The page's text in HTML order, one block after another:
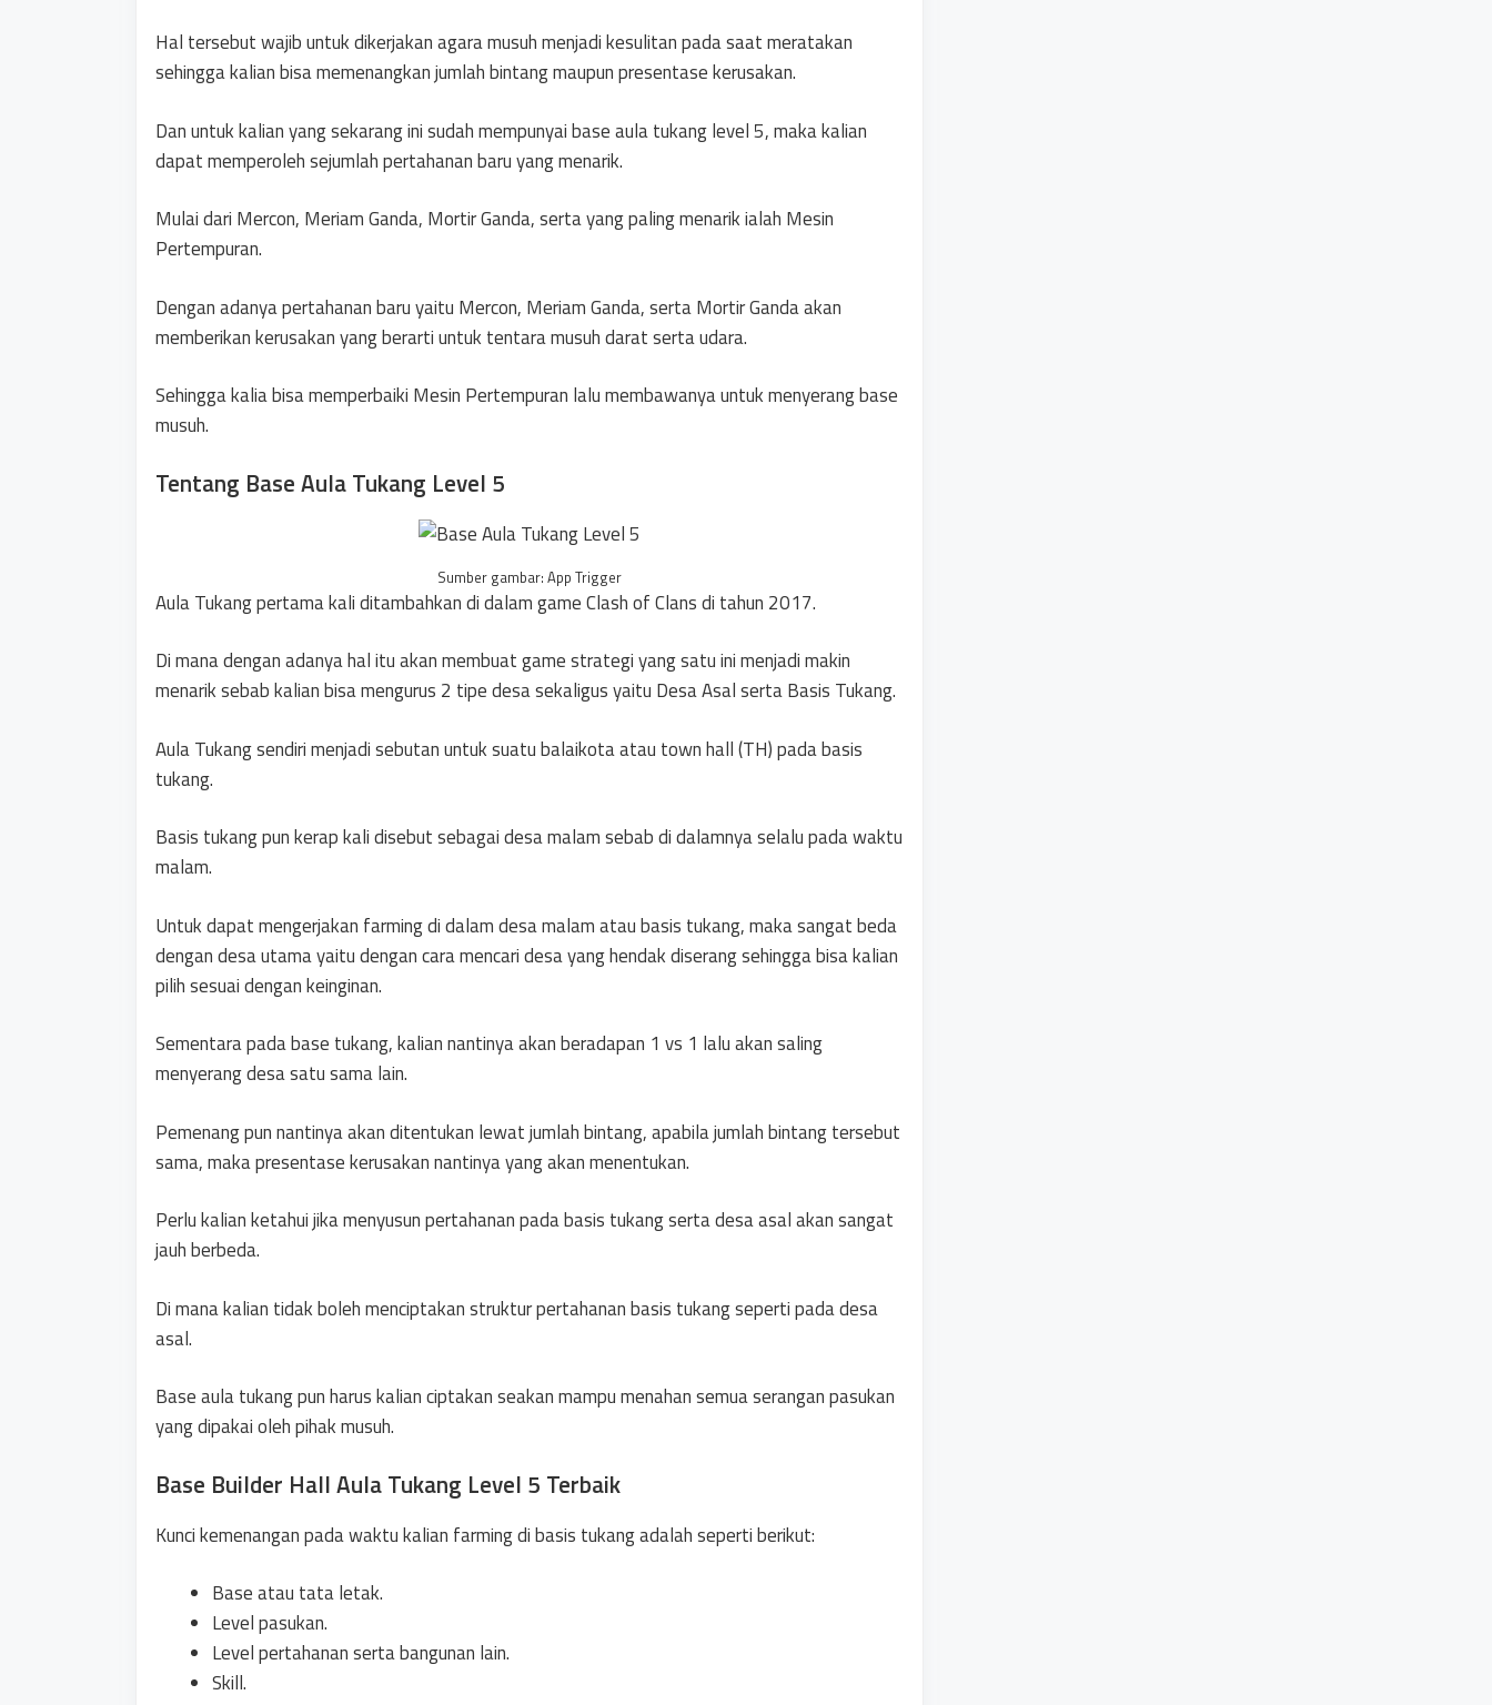
Hal tersebut wajib untuk dikerjakan agara musuh menjadi kesulitan pada saat meratakan
sehingga kalian bisa memenangkan jumlah bintang maupun presentase kerusakan.
Dan untuk kalian yang sekarang ini sudah mempunyai base aula tukang level 5, maka kalian
dapat memperoleh sejumlah pertahanan baru yang menarik.
Mulai dari Mercon, Meriam Ganda, Mortir Ganda, serta yang paling menarik ialah Mesin
Pertempuran.
Dengan adanya pertahanan baru yaitu Mercon, Meriam Ganda, serta Mortir Ganda akan
memberikan kerusakan yang berarti untuk tentara musuh darat serta udara.
Sehingga kalia bisa memperbaiki Mesin Pertempuran lalu membawanya untuk menyerang base
musuh.
Tentang Base Aula Tukang Level 5
Sumber gambar: App Trigger
Aula Tukang pertama kali ditambahkan di dalam game Clash of Clans di tahun 2017.
Di mana dengan adanya hal itu akan membuat game strategi yang satu ini menjadi makin
menarik sebab kalian bisa mengurus 2 tipe desa sekaligus yaitu Desa Asal serta Basis Tukang.
Aula Tukang sendiri menjadi sebutan untuk suatu balaikota atau town hall (TH) pada basis
tukang.
Basis tukang pun kerap kali disebut sebagai desa malam sebab di dalamnya selalu pada waktu
malam.
Untuk dapat mengerjakan farming di dalam desa malam atau basis tukang, maka sangat beda
dengan desa utama yaitu dengan cara mencari desa yang hendak diserang sehingga bisa kalian
pilih sesuai dengan keinginan.
Sementara pada base tukang, kalian nantinya akan beradapan 1 vs 1 lalu akan saling
menyerang desa satu sama lain.
Pemenang pun nantinya akan ditentukan lewat jumlah bintang, apabila jumlah bintang tersebut
sama, maka presentase kerusakan nantinya yang akan menentukan.
Perlu kalian ketahui jika menyusun pertahanan pada basis tukang serta desa asal akan sangat
jauh berbeda.
Di mana kalian tidak boleh menciptakan struktur pertahanan basis tukang seperti pada desa
asal.
Base aula tukang pun harus kalian ciptakan seakan mampu menahan semua serangan pasukan
yang dipakai oleh pihak musuh.
Base Builder Hall Aula Tukang Level 5 Terbaik
Kunci kemenangan pada waktu kalian farming di basis tukang adalah seperti berikut:
Base atau tata letak.
Level pasukan.
Level pertahanan serta bangunan lain.
Skill.